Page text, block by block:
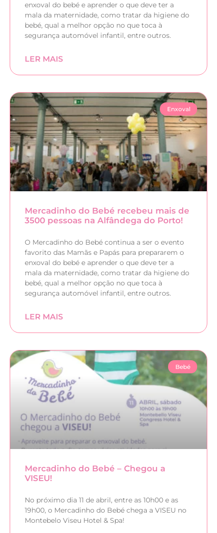
enxoval do bebé e aprender o que deve ter a
mala da maternidade, como tratar da higiene do
bebé, qual a melhor opção no que toca à
segurança automóvel infantil, entre outros.
LER MAIS
Enxoval
Mercadinho do Bebé recebeu mais de
3500 pessoas na Alfândega do Porto!
O Mercadinho do Bebé continua a ser o evento
favorito das Mamãs e Papás para prepararem o
enxoval do bebé e aprender o que deve ter a
mala da maternidade, como tratar da higiene do
bebé, qual a melhor opção no que toca à
segurança automóvel infantil, entre outros.
LER MAIS
Bebé
Mercadinho do Bebé – Chegou a
VISEU!
No próximo dia 11 de abril, entre as 10h00 e as
19h00, o Mercadinho do Bebé chega a VISEU no
Montebelo Viseu Hotel & Spa!